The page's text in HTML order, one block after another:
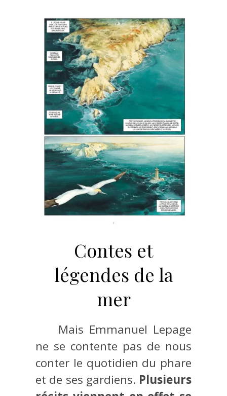
Contes et
légendes de la
mer
Mais Emmanuel Lepage
ne se contente pas de nous
conter le quotidien du phare
et de ses gardiens. Plusieurs